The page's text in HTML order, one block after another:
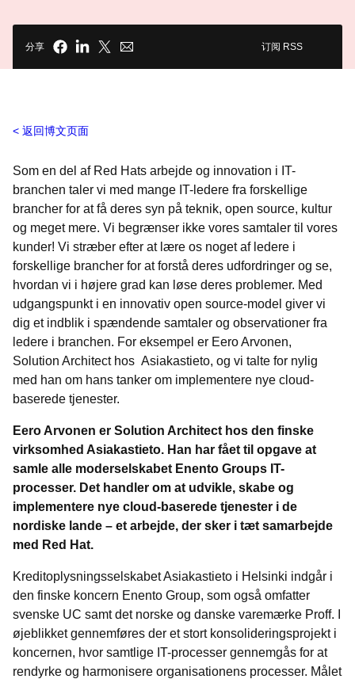
分享 订阅 RSS
返回博文页面
Som en del af Red Hats arbejde og innovation i IT-
branchen taler vi med mange IT-ledere fra forskellige
brancher for at få deres syn på teknik, open source, kultur
og meget mere. Vi begrænser ikke vores samtaler til vores
kunder! Vi stræber efter at lære os noget af ledere i
forskellige brancher for at forstå deres udfordringer og se,
hvordan vi i højere grad kan løse deres problemer. Med
udgangspunkt i en innovativ open source-model giver vi
dig et indblik i spændende samtaler og observationer fra
ledere i branchen. For eksempel er Eero Arvonen,
Solution Architect hos Asiakastieto, og vi talte for nylig
med han om hans tanker om implementere nye cloud-
baserede tjenester.
Eero Arvonen er Solution Architect hos den finske
virksomhed Asiakastieto. Han har fået til opgave at
samle alle moderselskabet Enento Groups IT-
processer. Det handler om at udvikle, skabe og
implementere nye cloud-baserede tjenester i de
nordiske lande – et arbejde, der sker i tæt samarbejde
med Red Hat.
Kreditoplysningsselskabet Asiakastieto i Helsinki indgår i
den finske koncern Enento Group, som også omfatter
svenske UC samt det norske og danske varemærke Proff. I
øjeblikket gennemføres der et stort konsolideringsprojekt i
koncernen, hvor samtlige IT-processer gennemgås for at
rendyrke og harmonisere organisationens processer. Målet